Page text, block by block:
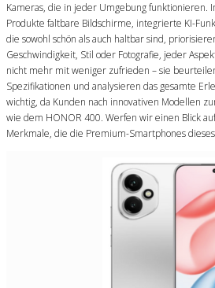
Kameras, die in jeder Umgebung funktionieren.
Produkte faltbare Bildschirme, integrierte KI-
die sowohl schön als auch haltbar sind,
Geschwindigkeit, Stil oder Fotografie, jeder
nicht mehr mit weniger zufrieden – sie
Spezifikationen und analysieren das gesamte
wichtig, da Kunden nach innovativen Modellen
wie dem HONOR 400. Werfen wir einen Blick
Merkmale, die die Premium-Smartphones